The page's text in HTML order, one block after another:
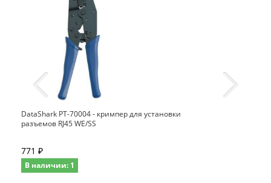
DataShark PT-70004 - кримпер для установки
разъемов RJ45 WE/SS
771 ₽
В наличии: 1